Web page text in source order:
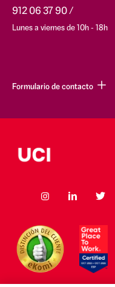
912 06 37 90
Lunes a viernes de 10h - 18h
Formulario de contacto